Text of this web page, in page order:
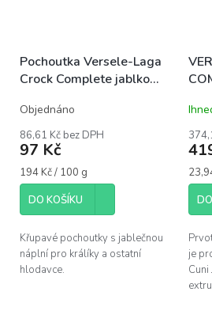
Pochoutka Versele-Laga
Crock Complete jablko
Objednáno
86,61 Kč bez DPH
97 Kč
Měrná
cena:
194 Kč / 100 g
DO KOŠÍKU
Křupavé pochoutky s jablečnou
náplní pro králíky a ostatní
hlodavce.
cena:
je